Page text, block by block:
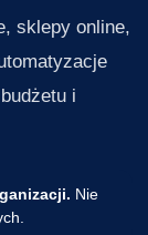
sklepy online,
i
Nie